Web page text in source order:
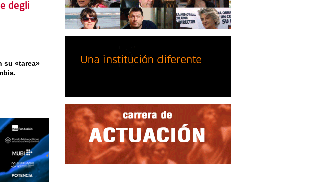
degli
su «tarea»